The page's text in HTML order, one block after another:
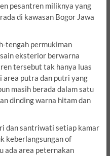
pesantren miliknya yang
di kawasan Bogor Jawa
tengah permukiman
eksterior berwarna
tersebut tak hanya luas
area putra dan putri yang
masih berada dalam satu
dinding warna hitam dan
dan santriwati setiap kamar
keberlangsungan of
ada area peternakan